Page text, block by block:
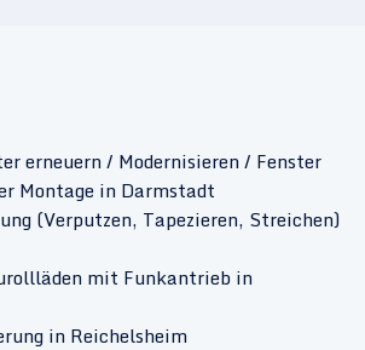
erneuern / Modernisieren / Fenster
Montage in Darmstadt
(Verputzen, Tapezieren, Streichen)
mit Funkantrieb in
in Reichelsheim